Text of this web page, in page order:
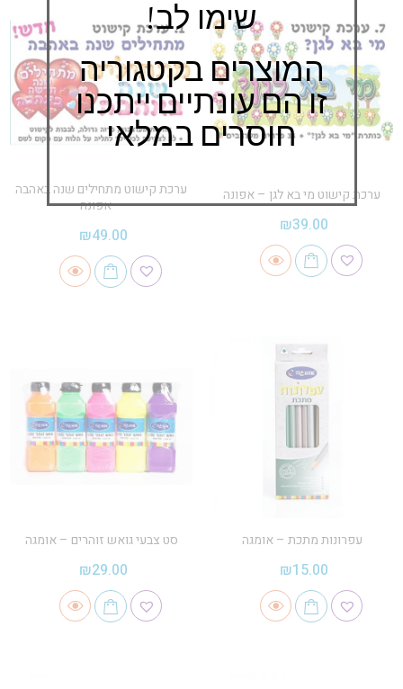
ערכת קישוט מי בא לגן – אפונה
₪39.00
ערכת קישוט מתחילים שנה באהבה
– אפונה
₪49.00
עפרונות מתכת – אומגה
₪15.00
סט צבעי גואש זוהרים – אומגה
₪29.00
שימו לב!
המוצרים בקטגוריה
זו הם עונתיים ייתכנו
חוסרים במלאי